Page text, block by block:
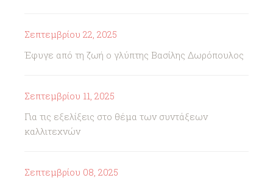
Σεπτεμβρίου 22, 2025
Έφυγε από τη ζωή ο γλύπτης Βασίλης Δωρόπουλος
Σεπτεμβρίου 11, 2025
Για τις εξελίξεις στο θέμα των συντάξεων
καλλιτεχνών
Σεπτεμβρίου 08, 2025